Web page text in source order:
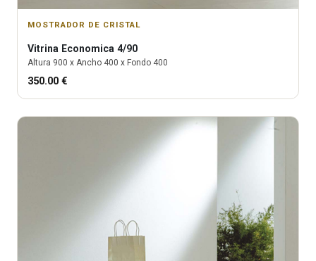
MOSTRADOR DE CRISTAL
Vitrina Economica 4/90
Altura 900 x Ancho 400 x Fondo 400
350.00 €